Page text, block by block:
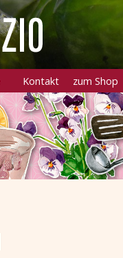
Kontakt zum Shop